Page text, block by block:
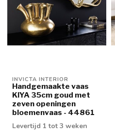
INVICTA INTERIOR
Handgemaakte vaas
KIYA 35cm goud met
zeven openingen
bloemenvaas - 44861
Levertijd 1 tot 3 weken